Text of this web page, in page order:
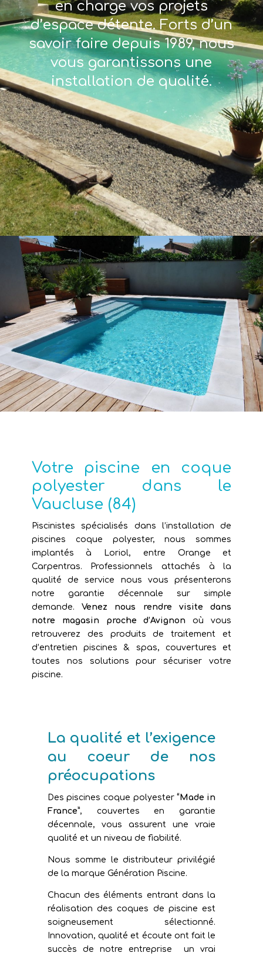
en charge vos projets
d’espace détente. Forts d’un
savoir faire depuis 1989, nous
vous garantissons une
installation de qualité.
Votre piscine en coque
polyester dans le
Vaucluse (84)
Piscinistes spécialisés dans l’installation de
piscines coque polyester, nous sommes
implantés à Loriol, entre Orange et
Carpentras. Professionnels attachés à la
qualité de service nous vous présenterons
notre garantie décennale sur simple
demande.Venez nous rendre visite dans
notre magasin proche d’Avignonoù vous
retrouverez des produits de traitement et
d’entretien piscines & spas, couvertures et
toutes nos solutions pour sécuriser votre
piscine.
La qualité et l’exigence
au coeur de nos
préocupations
Des piscines coque polyester“Made in
France”, couvertes en garantie
décennale, vous assurent une vraie
qualité et un niveau de fiabilité.
Nous somme le distributeur privilégié
de la marque Génération Piscine.
Chacun des éléments entrant dans la
réalisation des coques de piscine est
soigneusement sélectionné.
Innovation, qualité et écoute ont fait le
succès de notre entreprise un vrai